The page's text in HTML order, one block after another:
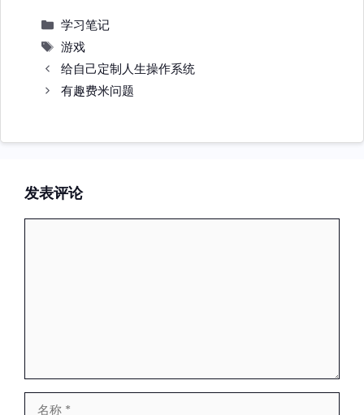
分
类
学习笔记
标
签
游戏
给自己定制人生操作系统
有趣费米问题
发表评论